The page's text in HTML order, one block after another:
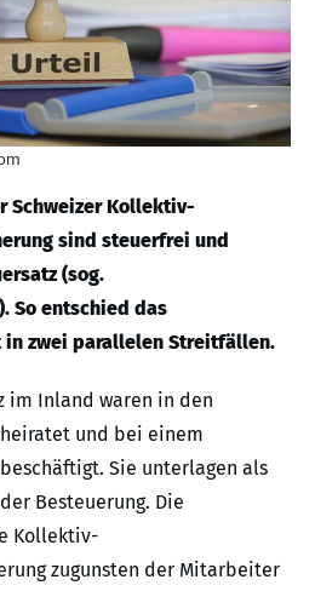
Schweizer Kollektiv-
sind steuerfrei und
(sog.
So entschied das
in zwei parallelen Streitfällen.
im Inland waren in den
und bei einem
Sie unterlagen als
Besteuerung. Die
Kollektiv-
zugunsten der Mitarbeiter